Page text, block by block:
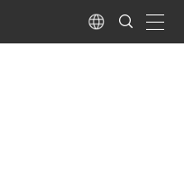
Language
Search
Submit